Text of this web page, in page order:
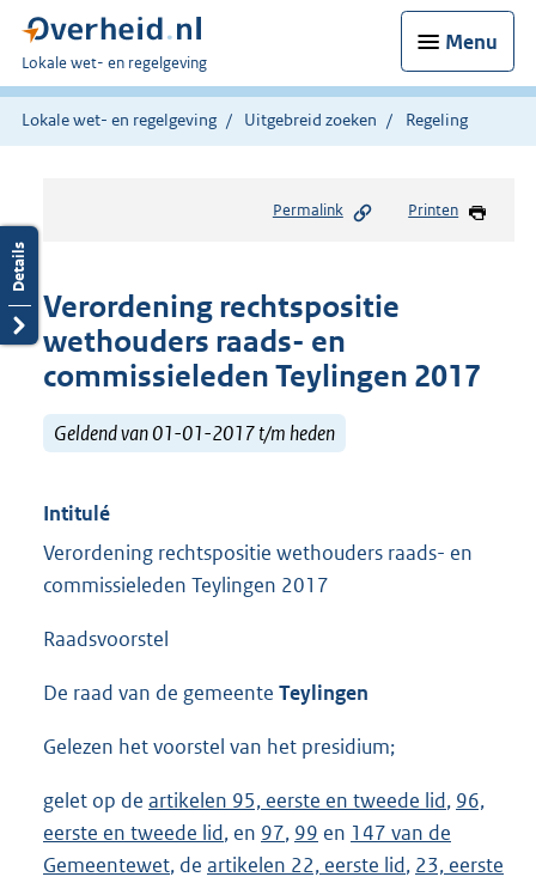
Menu
U
bent
hier:
Lokale wet- en regelgeving
Lokale wet- en regelgeving Uitgebreid zoeken Regeling
Permalink Printen
Verordening rechtspositie
wethouders raads- en
commissieleden Teylingen 2017
Geldend van 01-01-2017 t/m heden
Intitulé
Verordening rechtspositie wethouders raads- en
commissieleden Teylingen 2017
Raadsvoorstel
De raad van de gemeente Teylingen
Gelezen het voorstel van het presidium;
gelet op de artikelen 95, eerste en tweede lid, 96,
eerste en tweede lid, en 97, 99 en 147 van de
Gemeentewet, de artikelen 22, eerste lid, 23, eerste